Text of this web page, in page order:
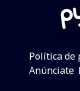
Política de
Anúnciate